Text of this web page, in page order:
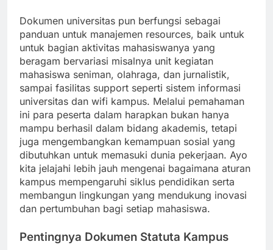
Dokumen universitas pun berfungsi sebagai
panduan untuk manajemen resources, baik untuk
untuk bagian aktivitas mahasiswanya yang
beragam bervariasi misalnya unit kegiatan
mahasiswa seniman, olahraga, dan jurnalistik,
sampai fasilitas support seperti sistem informasi
universitas dan wifi kampus. Melalui pemahaman
ini para peserta dalam harapkan bukan hanya
mampu berhasil dalam bidang akademis, tetapi
juga mengembangkan kemampuan sosial yang
dibutuhkan untuk memasuki dunia pekerjaan. Ayo
kita jelajahi lebih jauh mengenai bagaimana aturan
kampus mempengaruhi siklus pendidikan serta
membangun lingkungan yang mendukung inovasi
dan pertumbuhan bagi setiap mahasiswa.
Pentingnya Dokumen Statuta Kampus